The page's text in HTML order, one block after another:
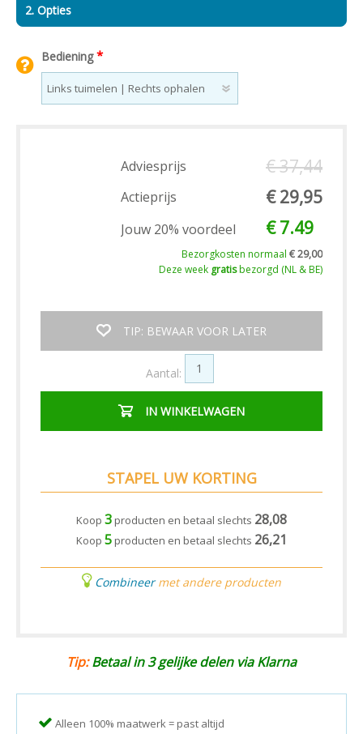
2. Opties
Bediening*
Adviesprijs € 37,44
Actieprijs € 29,95
Jouw 20% voordeel € 7.49
Bezorgkosten normaal € 29,00
Deze week gratisbezorgd (NL & BE)
TIP: BEWAAR VOOR LATER
Aantal:
IN WINKELWAGEN
STAPEL UW KORTING
Koop 3 producten en betaal slechts 28,08
Koop 5 producten en betaal slechts 26,21
Combineermet andere producten
Tip:Betaal in 3 gelijke delen via Klarna
Alleen 100% maatwerk = past altijd